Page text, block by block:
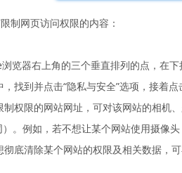
制网页访问权限的内容：
览器右上角的三个垂直排列的点，在下
找到并点击“隐私与安全”选项，接着
权限的网站网址，可对该网站的相机
。例如，若不想让某个网站使用摄像头
底清除某个网站的权限及相关数据，